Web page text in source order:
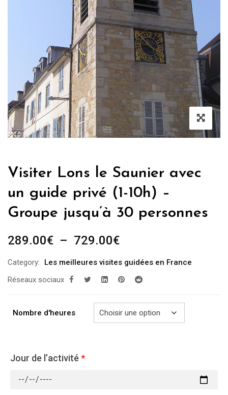
Visiter Lons le Saunier avec
un guide privé (1-10h) –
Groupe jusqu’à 30 personnes
289.00€ – 729.00€Plage
prix :
289.00€
729.00€
Category:
Les meilleures visites guidées en France
Réseaux sociaux
Nombre d'heures
Jour de l’activité *